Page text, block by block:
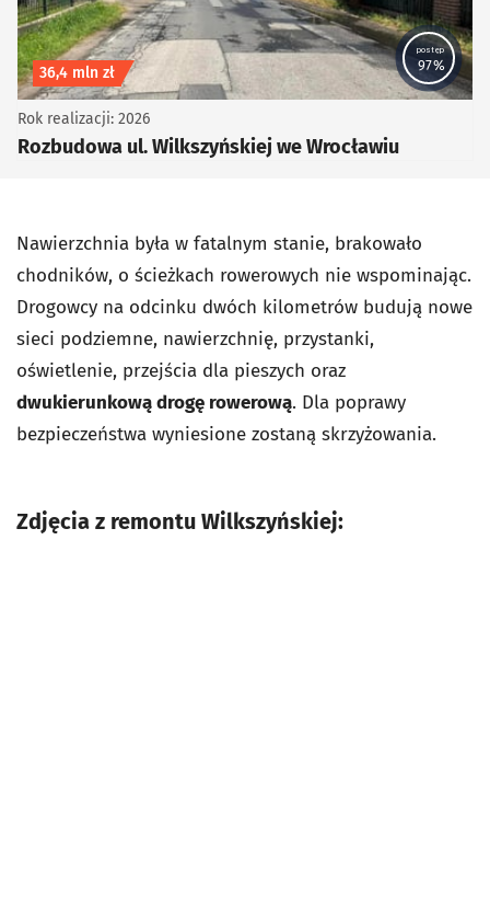
postęp
97%
Koszt inwestycji
36,4 mln zł
Rozbudowa ul. Wilkszyńskiej we Wrocławiu
Rok realizacji: 2026
Nawierzchnia była w fatalnym stanie, brakowało
chodników, o ścieżkach rowerowych nie wspominając.
Drogowcy na odcinku dwóch kilometrów budują nowe
sieci podziemne, nawierzchnię, przystanki,
oświetlenie, przejścia dla pieszych oraz
dwukierunkową drogę rowerową. Dla poprawy
bezpieczeństwa wyniesione zostaną skrzyżowania.
Zdjęcia z remontu Wilkszyńskiej: